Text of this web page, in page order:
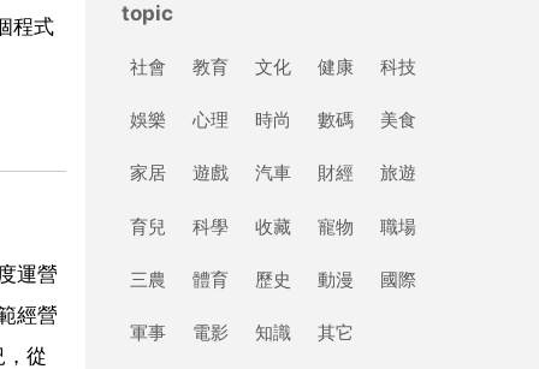
程式
運營
經營
，從
topic
社會 教育 文化 健康 科技
娛樂 心理 時尚 數碼 美食
家居 遊戲 汽車 財經 旅遊
育兒 科學 收藏 寵物 職場
三農 體育 歷史 動漫 國際
軍事 電影 知識 其它